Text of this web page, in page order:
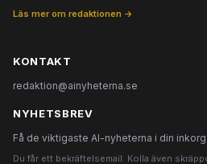
Läs mer om redaktionen →
KONTAKT
redaktion@ainyheterna.se
NYHETSBREV
Få de viktigaste AI-nyheterna i din
Du får ett bekräftelsemail. Kolla även